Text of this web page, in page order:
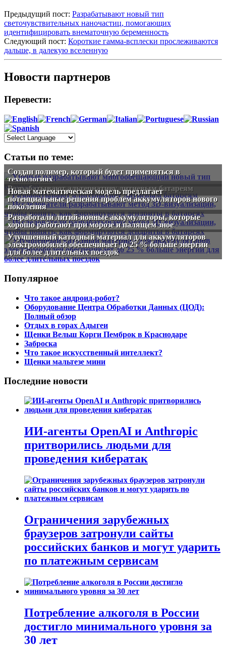
Предыдущий пост: Разрабатывают новый тип
светочувствительных наночастиц, помогающих
идентифицировать внематочную беременность
Следующий пост: Короткие гамма-всплески прослеживаются
дальше, в далекую вселенную
Новости партнеров
Перевести:
Статьи по теме:
Создан полимер, который будет применяться в
технологиях
Разрабатывают альтернативу литиевым батареям
Новая математическая модель предлагает
потенциальные решения проблем аккумуляторов нового
поколения
Разработали литий-ионные аккумуляторы, которые
хорошо работают при морозе и палящем зное
Улучшенный катодный материал для аккумуляторов
электромобилей обеспечивает до 25 % больше энергии
для более длительных поездок
Популярное
Что такое андроид-робот?
Оборудование Центра Обработки Данных (ЦОД):
Полный обзор
Отдых в горах Адыгеи
Щенки Вельш Корги Пемброк в Краснодаре
Заброска
Что такое искусственный интеллект?
Щенки мальтезе мини
Последние новости
ИИ-агенты OpenAI и Anthropic
притворились людьми для
проведения кибератак
Ограничения зарубежных
браузеров затронули сайты
российских банков и могут ударить
по платежным сервисам
Потребление алкоголя в России
достигло минимального уровня за
30 лет